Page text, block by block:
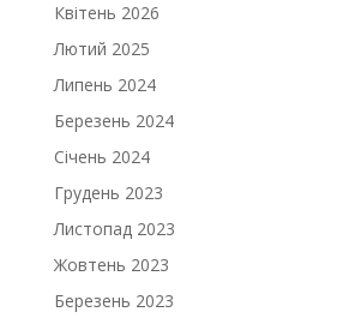
Квітень 2026
Лютий 2025
Липень 2024
Березень 2024
Січень 2024
Грудень 2023
Листопад 2023
Жовтень 2023
Березень 2023